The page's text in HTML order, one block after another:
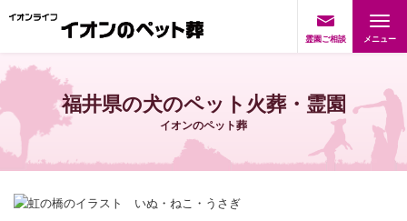
霊園ご相談
福井県の犬のペット火葬・霊園
イオンのペット葬